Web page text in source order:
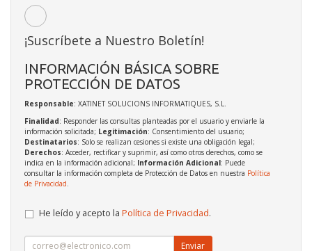
¡Suscríbete a Nuestro Boletín!
INFORMACIÓN BÁSICA SOBRE
PROTECCIÓN DE DATOS
Responsable: XATINET SOLUCIONS INFORMATIQUES, S.L.
Finalidad: Responder las consultas planteadas por el usuario y enviarle la
información solicitada; Legitimación: Consentimiento del usuario;
Destinatarios: Solo se realizan cesiones si existe una obligación legal;
Derechos: Acceder, rectificar y suprimir, así como otros derechos, como se
indica en la información adicional; Información Adicional: Puede
consultar la información completa de Protección de Datos en nuestra Política
de Privacidad
He leído y acepto la Política de Privacidad.
Enviar